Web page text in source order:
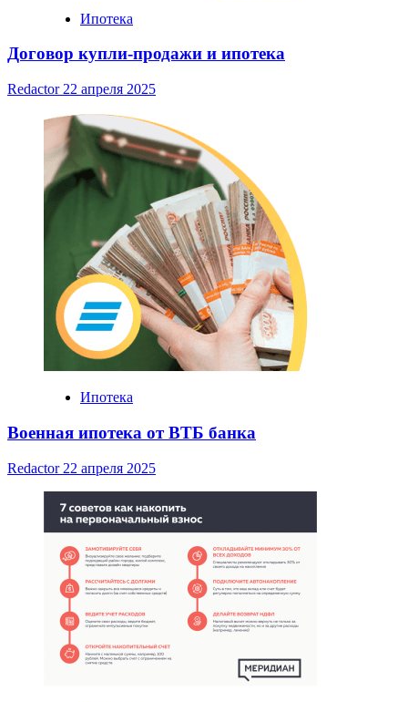
Ипотека
Договор купли-продажи и ипотека
Redactor 22 апреля 2025
Ипотека
Военная ипотека от ВТБ банка
Redactor 22 апреля 2025